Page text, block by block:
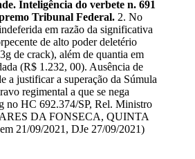
Inteligência do verbete n. 691
Tribunal Federal. 2. No
em razão da significativa
de alto poder deletério
de crack), além de quantia em
(R$ 1.232, 00). Ausência de
a justificar a superação da Súmula
regimental a que se nega
no HC 692.374/SP, Rel. Ministro
DA FONSECA, QUINTA
21/09/2021, DJe 27/09/2021)